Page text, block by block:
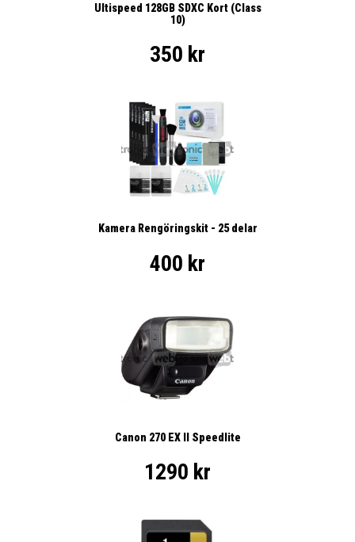
Ultispeed 128GB SDXC Kort (Class
10)
350 kr
Kamera Rengöringskit - 25 delar
400 kr
Canon 270 EX II Speedlite
1290 kr